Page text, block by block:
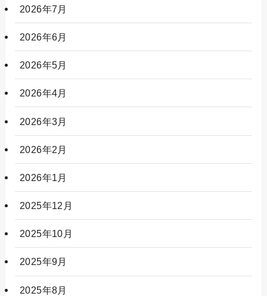
2026年7月
2026年6月
2026年5月
2026年4月
2026年3月
2026年2月
2026年1月
2025年12月
2025年10月
2025年9月
2025年8月